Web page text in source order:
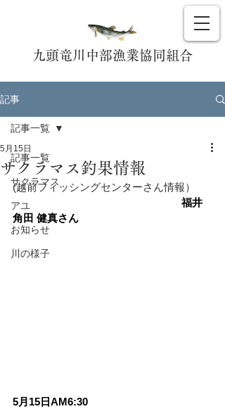
九頭竜川中部漁業協同組合
記事
記事一覧
サクラマス
アユ
お知らせ
川の様子
記事一覧
サクラマス釣果情報
5月15日
(越前フィッシングセンターさん情報）
福井
角田 健真さん
5月15日AM6:30